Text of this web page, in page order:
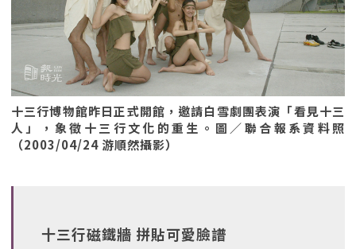
十三行博物館昨日正式開館，邀請白雪劇團表演「看見十三
人」，象徵十三行文化的重生。圖／聯合報系資料照
（2003/04/24 游順然攝影）
十三行磁鐵牆 拼貼可愛臉譜